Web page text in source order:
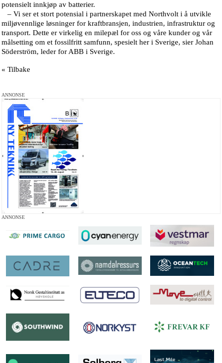
potensielt innkjøp av batterier.
– Vi ser et stort potensial i partnerskapet med Northvolt i å utvikle
miljøvennlige løsninger for kraftbransjen, industrien, infrastruktur og
transport. Dette er virkelig en milepæl for oss og våre kunder og vår
målsetting om et fossilfritt samfunn, spesielt her i Sverige, sier Johan
Söderström, leder for ABB i Sverige.
« Tilbake
ANNONSE
ANNONSE